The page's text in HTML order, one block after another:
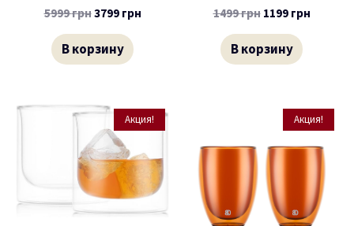
5999грн3799 грн
В корзину
1499грн 1199 грн
В корзину
Акция! Акция!